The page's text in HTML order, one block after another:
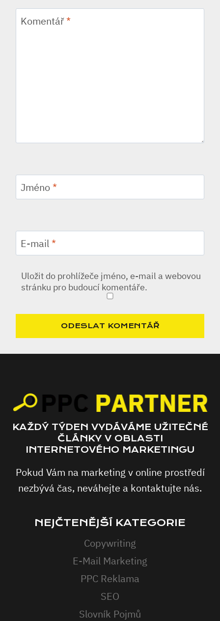
Komentář*
Jméno *
E-mail *
Uložit do prohlížeče jméno, e-mail a webovou
stránku pro budoucí komentáře.
KAŽDÝ TÝDEN VYDÁVÁME UŽITEČNÉ
ČLÁNKY V OBLASTI
INTERNETOVÉHO MARKETINGU
Pokud Vám na marketing v online prostředí
nezbývá čas, neváhejte a kontaktujte nás.
NEJČTENĚJŠÍ KATEGORIE
Copywriting
E-Mail Marketing
PPC Reklama
SEO
Slovník Pojmů